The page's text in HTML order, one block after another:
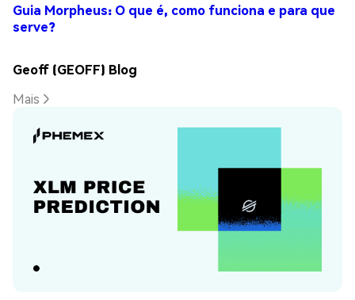
Guia Morpheus: O que é, como funciona e para que
serve?
Geoff (GEOFF) Blog
Mais